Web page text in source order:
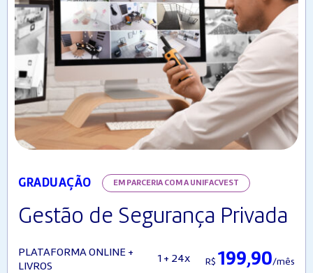
GRADUAÇÃO EM PARCERIA COM A UNIFACVEST
Gestão de Segurança Privada
PLATAFORMA ONLINE +
LIVROS
1 + 24x R$ 199,90/mês